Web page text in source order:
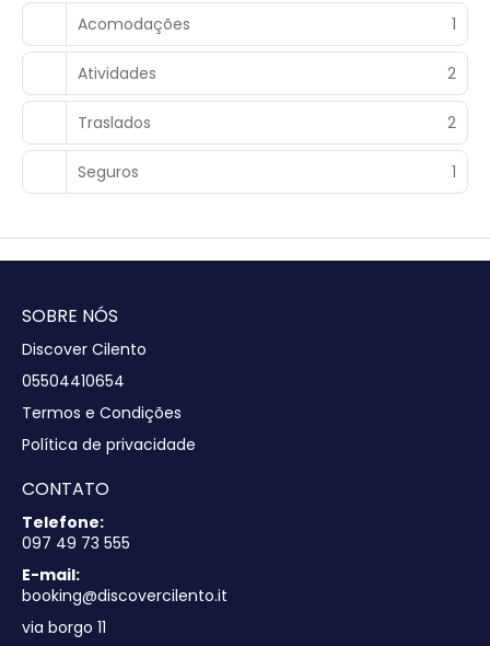
Acomodações 1
Atividades 2
Traslados 2
Seguros 1
SOBRE NÓS
Discover Cilento
05504410654
Termos e Condições
Política de privacidade
CONTATO
Telefone:
097 49 73 555
E-mail:
booking@discovercilento.it
via borgo 11